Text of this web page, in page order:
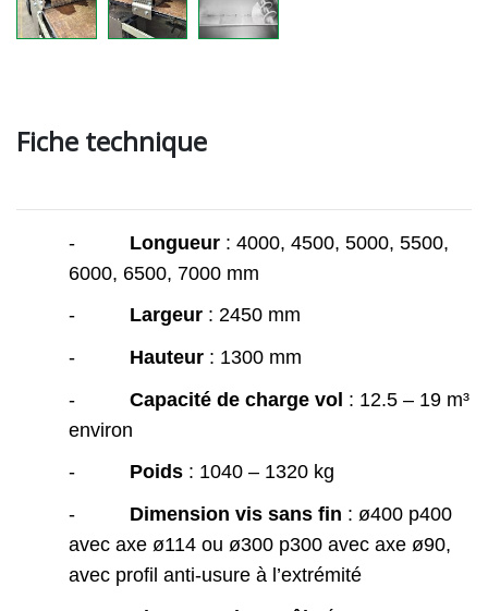
Fiche technique
- Longueur : 4000, 4500, 5000, 5500,
6000, 6500, 7000 mm
- Largeur : 2450 mm
- Hauteur : 1300 mm
- Capacité de charge vol : 12.5 – 19 m³
environ
- Poids : 1040 – 1320 kg
- Dimension vis sans fin : ø400 p400
avec axe ø114 ou ø300 p300 avec axe ø90,
avec profil anti-usure à l’extrémité